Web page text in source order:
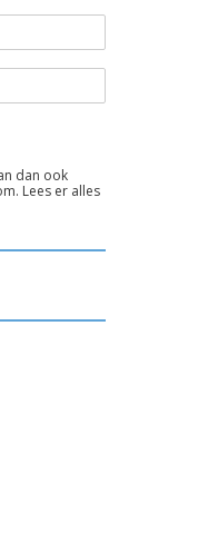
dan ook
Lees er alles